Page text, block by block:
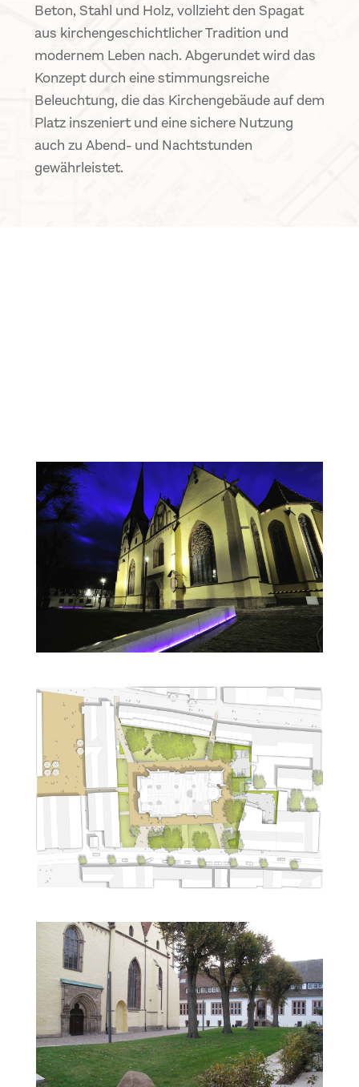
Beton, Stahl und Holz, vollzieht den Spagat
aus kirchengeschichtlicher Tradition und
modernem Leben nach. Abgerundet wird das
Konzept durch eine stimmungsreiche
Beleuchtung, die das Kirchengebäude auf dem
Platz inszeniert und eine sichere Nutzung
auch zu Abend- und Nachtstunden
gewährleistet.